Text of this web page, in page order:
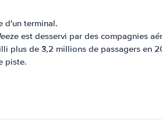
d'un terminal.
est desservi par des compagnies
plus de 3,2 millions de passagers en
piste.